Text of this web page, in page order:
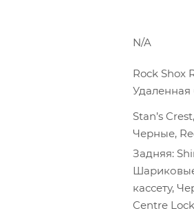
N/A
Rock Shox
Удаленная
Stan’s
Черные,
Задняя:
кассету,
Centre